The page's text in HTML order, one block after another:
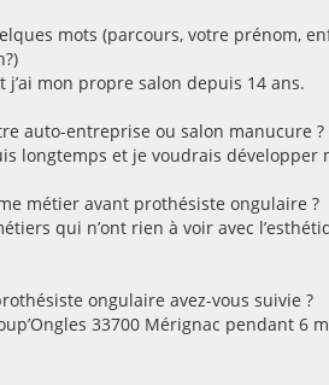
mots (parcours, votre prénom,
j’ai mon propre salon depuis 14 ans.
auto-entreprise ou salon manucure ?
longtemps et je voudrais
métier avant prothésiste ongulaire ?
qui n’ont rien à voir avec
ongulaire avez-vous suivie ?
33700 Mérignac pendant 6